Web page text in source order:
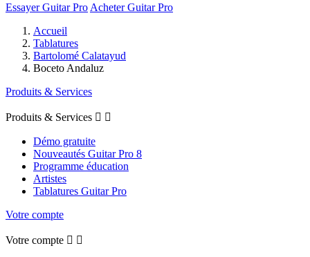
Essayer Guitar Pro Acheter Guitar Pro
Accueil
Tablatures
Bartolomé Calatayud
Boceto Andaluz
Produits & Services
Produits & Services  
Démo gratuite
Nouveautés Guitar Pro 8
Programme éducation
Artistes
Tablatures Guitar Pro
Votre compte
Votre compte  